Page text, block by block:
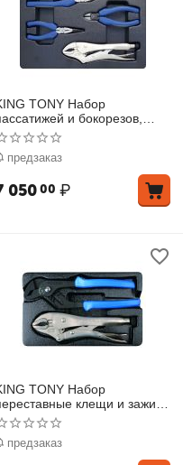
TONY Набор
и бокорезов,
4 предмета
предзаказ
05000 ₽
TONY Набор
клещи и зажим,
2 предмета
предзаказ